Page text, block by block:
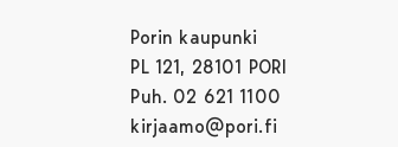
Porin kaupunki
PL 121, 28101 PORI
Puh. 02 621 1100
kirjaamo@pori.fi